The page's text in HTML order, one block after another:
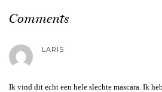
Comments
LARIS
Ik vind dit echt een hele slechte mascara. Ik